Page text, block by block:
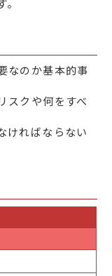
なのか基本的事
スクや何をすべ
ければならない